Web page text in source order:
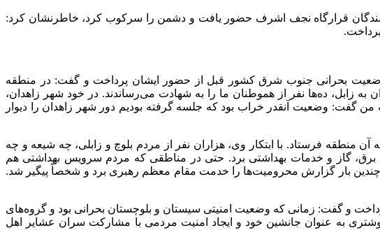
قرارگاه نجف اشرف حضور یافت و دشمن را سرکوب کرد، خاطرنشان کرد:
وضعیت بحرانی جنوب شرق کشور قبل از حضور ایشان پرداخت و گفت: در منطقه
به زابل، ده‌ها نفر از هموطنان ما را به شهادت می‌رساندند. در خود شهر زاهدان،
گفت: وضعیت آنقدر خراب بود که جلسه گرفته بودیم دور شهر زاهدان را دیوار
فرستاد. با ابتکار وی، هزاران نفر از مردم بلوچ و زابلی، چه شیعه و چه
برق، گاز و خدمات بهداشتی برد. حتی در مناطقی که مردم سرویس بهداشتی هم
بار گزارش محرومیت‌ها را خدمت مقام معظم رهبری برد و شخصاً پیگیر شد.
و گفت: زمانی که وضعیت امنیتی سیستان و بلوچستان بحرانی بود و گروه‌های
به عنوان جانشین خود و ایجاد امنیت مردمی با مشارکت سران عشایر اهل